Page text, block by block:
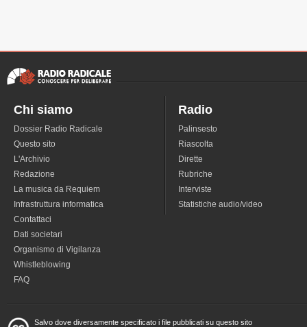
Chi siamo
Dossier Radio Radicale
Questo sito
L'Archivio
Redazione
La musica da Requiem
Infrastruttura informatica
Contattaci
Dati societari
Organismo di Vigilanza
Whistleblowing
FAQ
Radio
Palinsesto
Riascolta
Dirette
Rubriche
Interviste
Statistiche audio/video
Salvo dove diversamente specificato i file pubblicati su questo sito